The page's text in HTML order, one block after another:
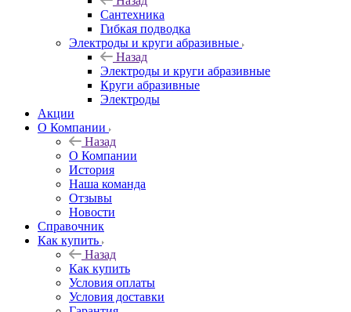
Сантехника
Гибкая подводка
Электроды и круги абразивные
Назад
Электроды и круги абразивные
Круги абразивные
Электроды
Акции
О Компании
Назад
О Компании
История
Наша команда
Отзывы
Новости
Справочник
Как купить
Назад
Как купить
Условия оплаты
Условия доставки